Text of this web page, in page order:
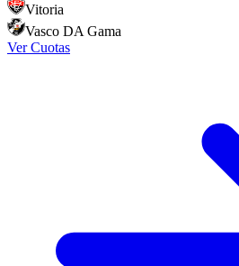
Vitoria
Vasco DA Gama
Ver Cuotas